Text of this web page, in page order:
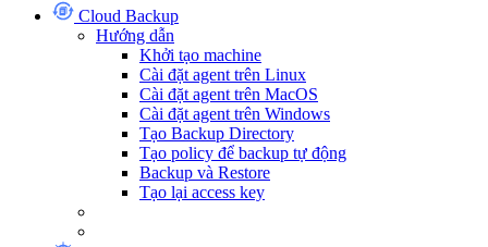
Cloud Backup
Hướng dẫn
Khởi tạo machine
Cài đặt agent trên Linux
Cài đặt agent trên MacOS
Cài đặt agent trên Windows
Tạo Backup Directory
Tạo policy để backup tự động
Backup và Restore
Tạo lại access key